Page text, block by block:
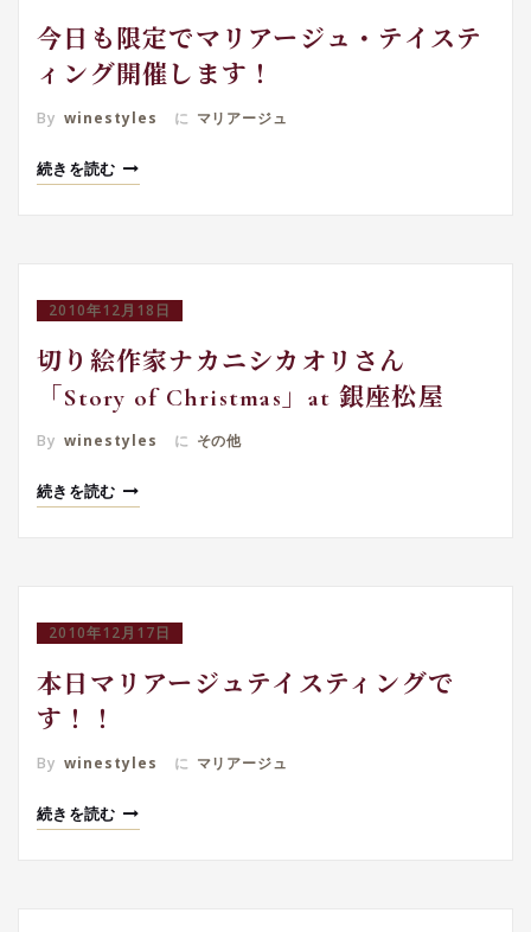
今日も限定でマリアージュ・テイステ
ィング開催します！
By winestyles に マリアージュ
続きを読む
2010年12月18日
切り絵作家ナカニシカオリさん
「Story of Christmas」at 銀座松屋
By winestyles に その他
続きを読む
2010年12月17日
本日マリアージュテイスティングで
す！！
By winestyles に マリアージュ
続きを読む